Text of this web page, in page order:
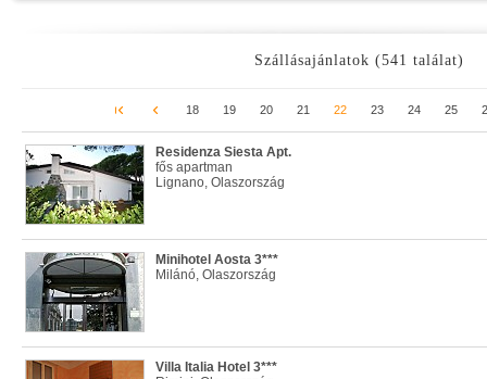
Szállásajánlatok (541 találat)
18 19 20 21 22 23 24 25
Residenza Siesta Apt.
fős apartman
Lignano, Olaszország
Minihotel Aosta 3***
Milánó, Olaszország
Villa Italia Hotel 3***